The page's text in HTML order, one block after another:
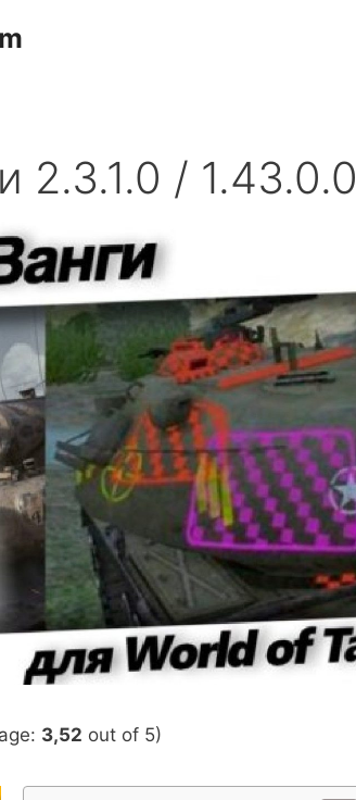
2.3.1.0 / 1.43.0.0
3,52 out of 5)